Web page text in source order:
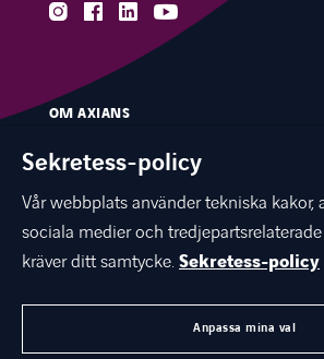
instagramfacebooklinkedinyoutube
OM AXIANS
VÅR EXPERTIS
BRANSCHER
KUNSKAPSBANK & EVENTS
KARRIÄR
KONTAKTA OSS
AXIANS GLOBAL
Sekretess-policy
Vår webbplats använder tekniska kakor,
sociala medier och tredjepartsrelaterade
kräver ditt samtycke.Sekretess-policy
Anpassa mina val